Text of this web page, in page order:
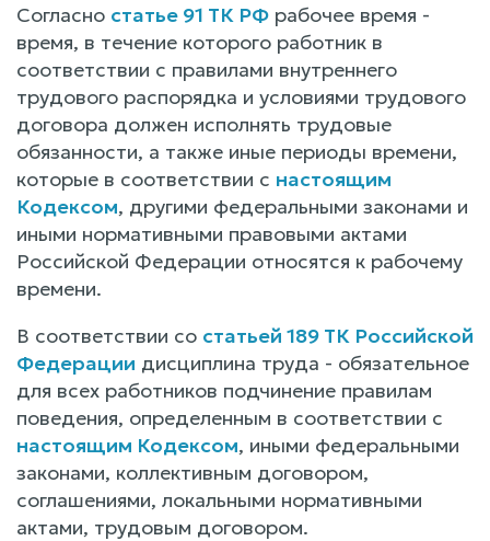
Согласно статье 91 ТК РФ рабочее время -
время, в течение которого работник в
соответствии с правилами внутреннего
трудового распорядка и условиями трудового
договора должен исполнять трудовые
обязанности, а также иные периоды времени,
которые в соответствии с настоящим
Кодексом, другими федеральными законами и
иными нормативными правовыми актами
Российской Федерации относятся к рабочему
времени.
В соответствии со статьей 189 ТК Российской
Федерации дисциплина труда - обязательное
для всех работников подчинение правилам
поведения, определенным в соответствии с
настоящим Кодексом, иными федеральными
законами, коллективным договором,
соглашениями, локальными нормативными
актами, трудовым договором.